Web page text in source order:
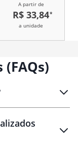
A partir de
R$ 33,84*
a unidade